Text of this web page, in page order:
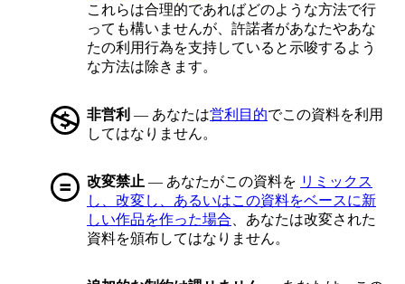
これらは合理的であればどのような方法で行
っても構いませんが、許諾者があなたやあな
たの利用行為を支持していると示唆するよう
な方法は除きます。
非営利 — あなたは営利目的でこの資料を利用
してはなりません。
改変禁止 — あなたがこの資料を リミックス
し、改変し、あるいはこの資料をベースに新
しい作品を作った場合 、あなたは改変された
資料を頒布してはなりません。